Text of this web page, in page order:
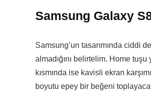
Samsung Galaxy
Samsung’un tasarımında ciddi
almadığını belirtelim. Home
kısmında ise kavisli ekran
boyutu epey bir beğeni